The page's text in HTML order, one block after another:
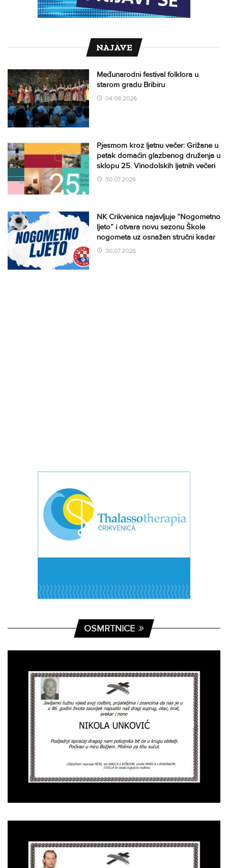
NAJAVE
Međunarodni festival folklora u
starom gradu Bribiru
04.08.2026
Pjesmom kroz ljetnu večer: Grižane u
petak domaćin glazbenog druženja u
sklopu 25. Vinodolskih ljetnih večeri
30.07.2026
NK Crikvenica najavljuje “Nogometno
ljeto” i otvara novu sezonu Škole
nogometa uz osnažen stručni kadar
30.07.2026
OSMRTNICE